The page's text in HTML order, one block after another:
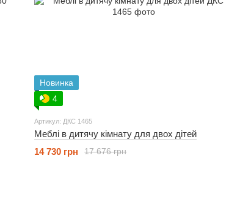
Новинка
4
Артикул: ДКС 1465
Меблі в дитячу кімнату для двох дітей
17 676 грн
14 730 грн